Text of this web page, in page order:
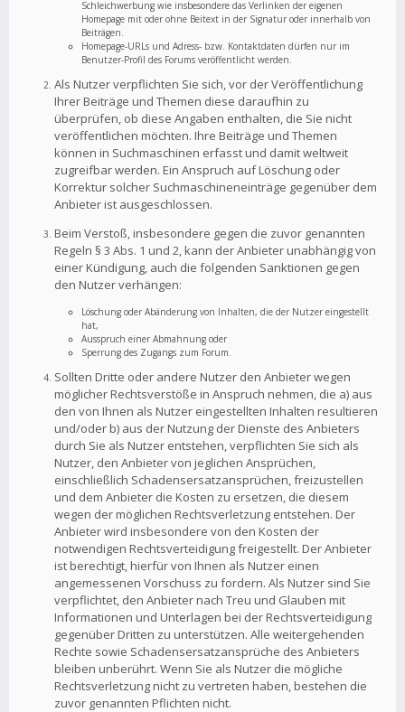
Schleichwerbung wie insbesondere das Verlinken der eigenen
Homepage mit oder ohne Beitext in der Signatur oder innerhalb von
Beiträgen.
Homepage-URLs und Adress- bzw. Kontaktdaten dürfen nur im
Benutzer-Profil des Forums veröffentlicht werden.
Als Nutzer verpflichten Sie sich, vor der Veröffentlichung
Ihrer Beiträge und Themen diese daraufhin zu
überprüfen, ob diese Angaben enthalten, die Sie nicht
veröffentlichen möchten. Ihre Beiträge und Themen
können in Suchmaschinen erfasst und damit weltweit
zugreifbar werden. Ein Anspruch auf Löschung oder
Korrektur solcher Suchmaschineneinträge gegenüber dem
Anbieter ist ausgeschlossen.
Beim Verstoß, insbesondere gegen die zuvor genannten
Regeln § 3 Abs. 1 und 2, kann der Anbieter unabhängig von
einer Kündigung, auch die folgenden Sanktionen gegen
den Nutzer verhängen:
Löschung oder Abänderung von Inhalten, die der Nutzer eingestellt
hat,
Ausspruch einer Abmahnung oder
Sperrung des Zugangs zum Forum.
Sollten Dritte oder andere Nutzer den Anbieter wegen
möglicher Rechtsverstöße in Anspruch nehmen, die a) aus
den von Ihnen als Nutzer eingestellten Inhalten resultieren
und/oder b) aus der Nutzung der Dienste des Anbieters
durch Sie als Nutzer entstehen, verpflichten Sie sich als
Nutzer, den Anbieter von jeglichen Ansprüchen,
einschließlich Schadensersatzansprüchen, freizustellen
und dem Anbieter die Kosten zu ersetzen, die diesem
wegen der möglichen Rechtsverletzung entstehen. Der
Anbieter wird insbesondere von den Kosten der
notwendigen Rechtsverteidigung freigestellt. Der Anbieter
ist berechtigt, hierfür von Ihnen als Nutzer einen
angemessenen Vorschuss zu fordern. Als Nutzer sind Sie
verpflichtet, den Anbieter nach Treu und Glauben mit
Informationen und Unterlagen bei der Rechtsverteidigung
gegenüber Dritten zu unterstützen. Alle weitergehenden
Rechte sowie Schadensersatzansprüche des Anbieters
bleiben unberührt. Wenn Sie als Nutzer die mögliche
Rechtsverletzung nicht zu vertreten haben, bestehen die
zuvor genannten Pflichten nicht.